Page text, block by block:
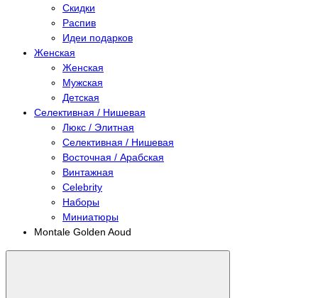
Скидки
Распив
Идеи подарков
Женская
Женская
Мужская
Детская
Селективная / Нишевая
Люкс / Элитная
Селективная / Нишевая
Восточная / Арабская
Винтажная
Celebrity
Наборы
Миниатюры
Montale Golden Aoud